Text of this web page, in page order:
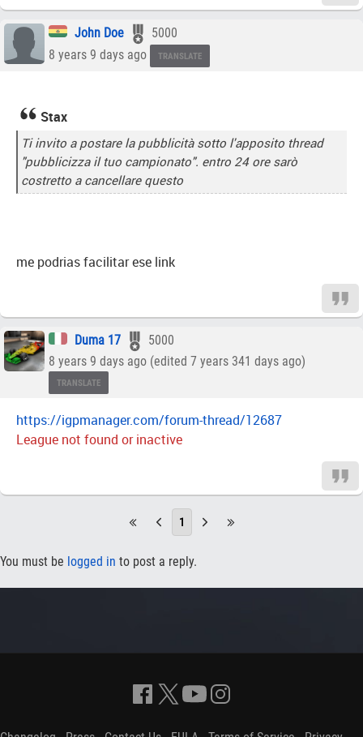
John Doe
5000
8 years 9 days ago
TRANSLATE
Stax
Ti invito a postare la pubblicità sotto l'apposito thread
"pubblicizza il tuo campionato". entro 24 ore sarò
costretto a cancellare questo
me podrias facilitar ese link
Duma 17
5000
8 years 9 days ago (edited 7 years 341 days ago)
TRANSLATE
https://igpmanager.com/forum-thread/12687
League not found or inactive
1
You must be logged in to post a reply.